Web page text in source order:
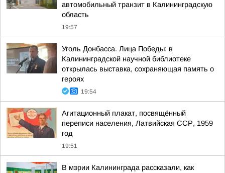
автомобильный транзит в Калининградскую
область
19:57
Уголь Донбасса. Лица Победы: в
Калининградской научной библиотеке
открылась выставка, сохраняющая память о
героях
19:54
Агитационный плакат, посвящённый
переписи населения, Латвийская ССР, 1959
год
19:51
В мэрии Калининграда рассказали, как